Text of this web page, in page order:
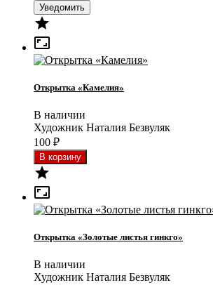
Уведомить


Открытка «Камелия»
В наличии
Художник Наталия Безвуляк
100 ₽


Открытка «Золотые листья гинкго»
В наличии
Художник Наталия Безвуляк